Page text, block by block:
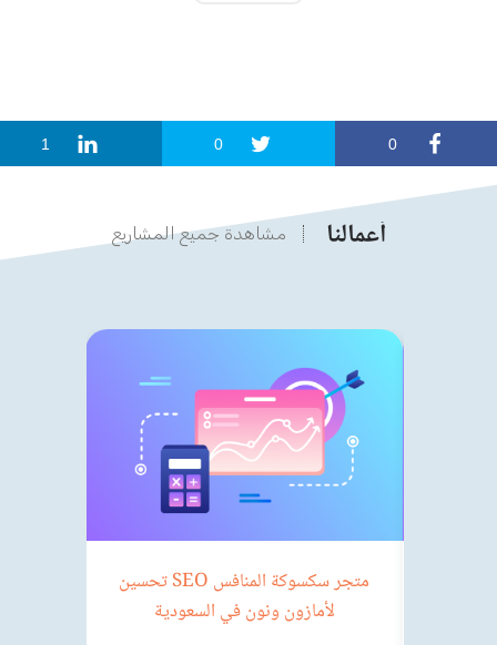
0
0
1
أعمالنا مشاهدة جميع المشاريع
تحسين SEO متجر سكسوكة المنافس
لأمازون ونون في السعودية